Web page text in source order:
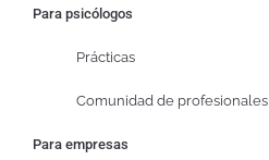
Para psicólogos
Prácticas
Comunidad de profesionales
Para empresas